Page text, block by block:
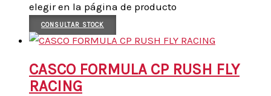
elegir en la página de producto
CONSULTAR STOCK
CASCO FORMULA CP RUSH FLY
RACING